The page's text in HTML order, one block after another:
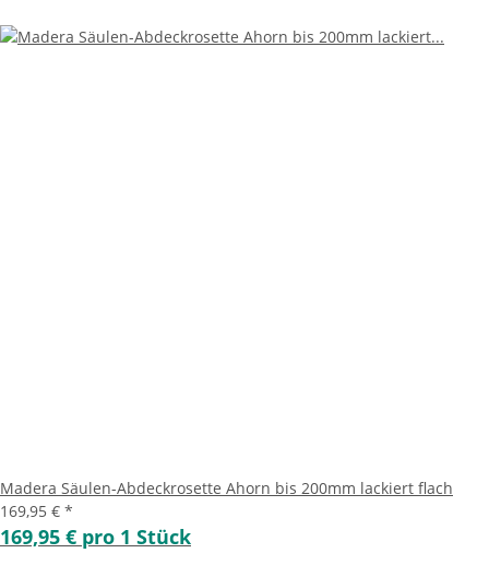
Madera Säulen-Abdeckrosette Ahorn bis 200mm lackiert flach
169,95 € *
169,95 € pro 1 Stück